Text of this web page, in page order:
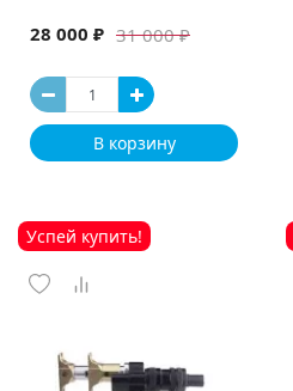
машина
31 000 ₽
28 000 ₽
В корзину
Успей купить!